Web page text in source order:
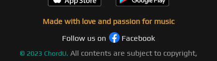
Made with love and passion for music
Follow us on
Facebook
© 2023 ChordU. All contents are subject to copyright,